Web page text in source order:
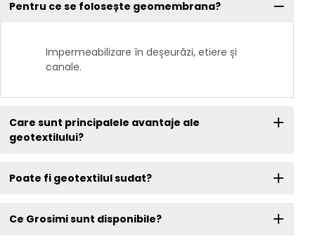
Pentru ce se folosește geomembrana?
Impermeabilizare în deșeurăzi, etiere și
canale.
Care sunt principalele avantaje ale
geotextilului?
Poate fi geotextilul sudat?
Ce Grosimi sunt disponibile?